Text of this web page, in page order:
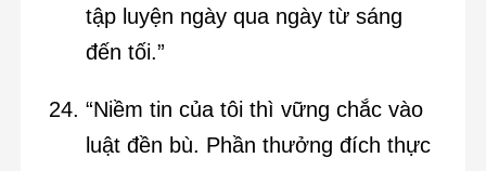
tập luyện ngày qua ngày từ sáng
đến tối.”
“Niềm tin của tôi thì vững chắc vào
luật đền bù. Phần thưởng đích thực